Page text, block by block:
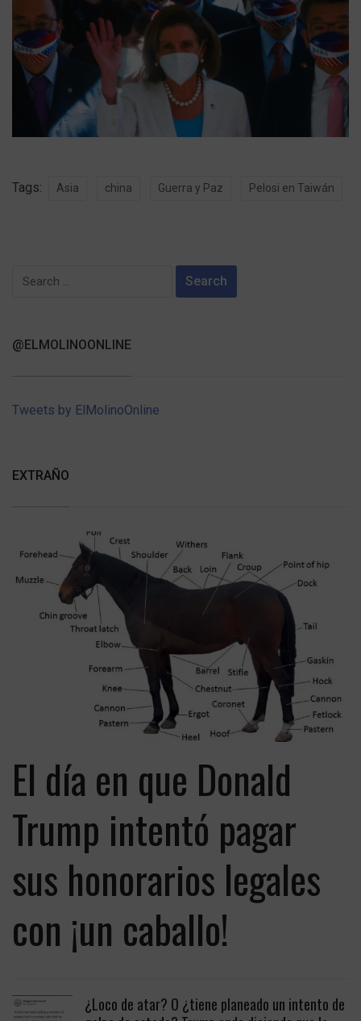
Tags: Asia china Guerra y Paz Pelosi en Taiwán
Search
@ELMOLINOONLINE
Tweets by ElMolinoOnline
EXTRAÑO
El día en que Donald
Trump intentó pagar
sus honorarios legales
con ¡un caballo!
¿Loco de atar? O ¿tiene planeado un intento de